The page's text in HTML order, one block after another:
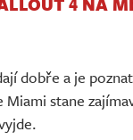
dobře a je
stane